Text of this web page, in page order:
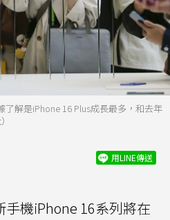
解是iPhone 16 Plus成長最多，和去年
用LINE傳送
手機iPhone 16系列將在